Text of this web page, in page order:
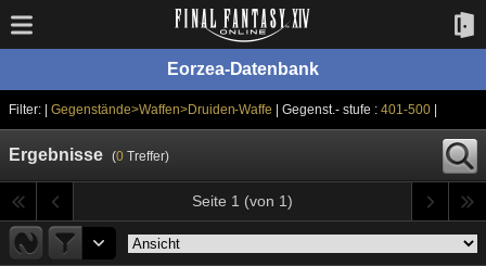
Eorzea-Datenbank
Filter: | Gegenstände>Waffen>Druiden-Waffe | Gegenst.- stufe :401-500|
Ergebnisse (0Treffer)
Seite 1 (von 1)